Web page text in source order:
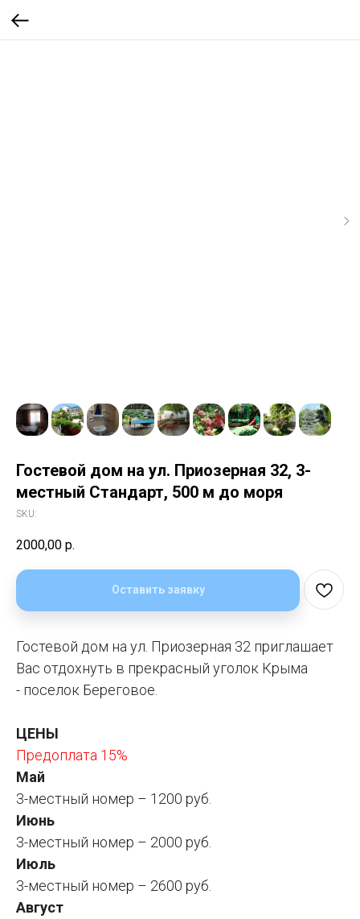
Гостевой дом на ул. Приозерная 32, 3-
местный Стандарт, 500 м до моря
SKU:
2000,00 р.
Оставить заявку
Гостевой дом на ул. Приозерная 32 приглашает
Вас отдохнуть в прекрасный уголок Крыма
- поселок Береговое.
ЦЕНЫ
Предоплата 15%
Май
3-местный номер – 1200 руб.
Июнь
3-местный номер – 2000 руб.
Июль
3-местный номер – 2600 руб.
Август